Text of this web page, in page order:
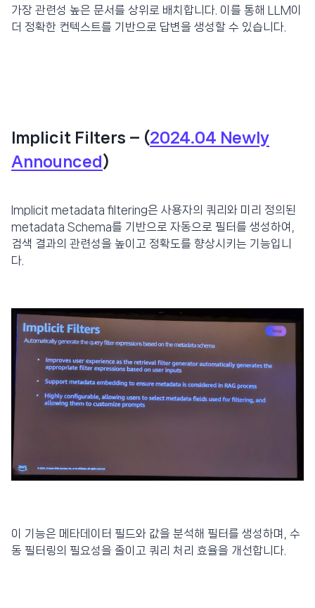
가장 관련성 높은 문서를 상위로 배치합니다. 이를 통해 LLM이
더 정확한 컨텍스트를 기반으로 답변을 생성할 수 있습니다.
Implicit Filters – (2024.04 Newly
Announced )
Implicit metadata filtering은 사용자의 쿼리와 미리 정의된
metadata Schema를 기반으로 자동으로 필터를 생성하여,
검색 결과의 관련성을 높이고 정확도를 향상시키는 기능입니
다.
이 기능은 메타데이터 필드와 값을 분석해 필터를 생성하며, 수
동 필터링의 필요성을 줄이고 쿼리 처리 효율을 개선합니다.